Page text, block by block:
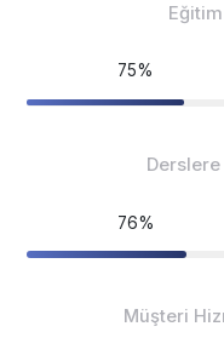
75%
76%
Müşteri